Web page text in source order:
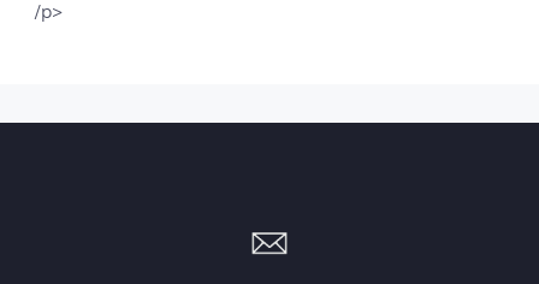
/p>